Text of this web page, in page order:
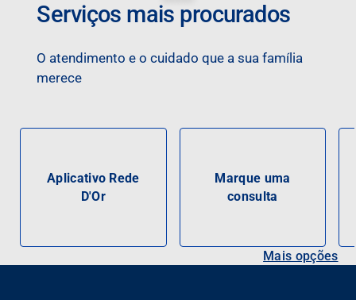
Serviços mais procurados
O atendimento e o cuidado que a sua família
merece
Aplicativo Rede
D'Or
Marque uma
consulta
Mais opções